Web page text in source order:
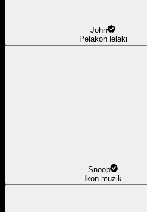
John
Pelakon lelaki
Snoop
Ikon muzik